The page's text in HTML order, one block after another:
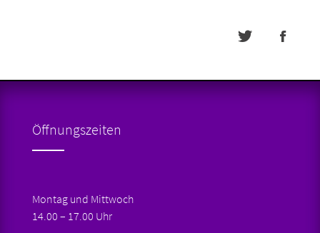
Öffnungszeiten
Montag und Mittwoch
14.00 – 17.00 Uhr